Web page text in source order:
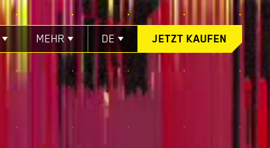
MEHR DE JETZT KAUFEN